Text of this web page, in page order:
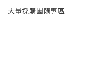
大量採購團購專區